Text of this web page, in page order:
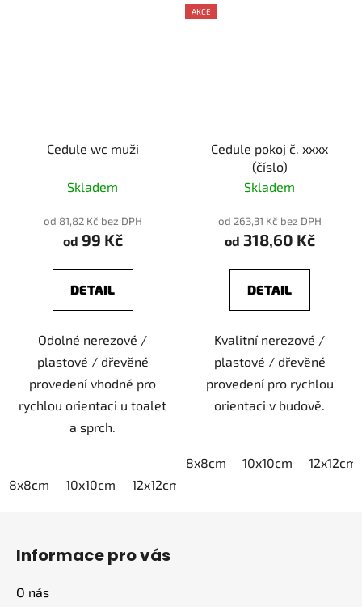
Cedule wc muži
Skladem
od 81,82 Kč bez DPH
od 99 Kč
DETAIL
Odolné nerezové /
plastové / dřevěné
provedení vhodné pro
rychlou orientaci u toalet
a sprch.
8x8cm 10x10cm 12x12cm
AKCE
Cedule pokoj č. xxxx
(číslo)
Skladem
od 263,31 Kč bez DPH
od 318,60 Kč
DETAIL
Kvalitní nerezové /
plastové / dřevěné
provedení pro rychlou
orientaci v budově.
8x8cm 10x10cm 12x12cm
Informace pro vás
O nás